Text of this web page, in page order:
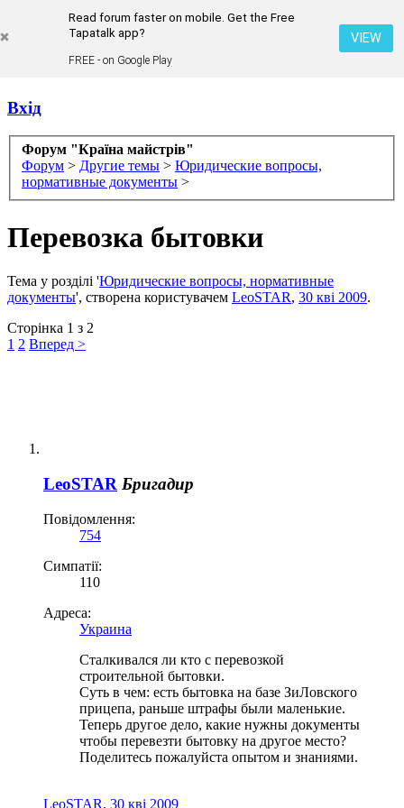
Read forum faster on mobile. Get the Free
Tapatalk app?
FREE - on Google Play
VIEW
Вхід
Форум "Країна майстрів"
Форум > Другие темы > Юридические вопросы,
нормативные документы >
Перевозка бытовки
Тема у розділі 'Юридические вопросы, нормативные
документы', створена користувачем LeoSTAR, 30 кві 2009.
Сторінка 1 з 2
1 2 Вперед >
LeoSTAR Бригадир
Повідомлення:
754
Симпатії:
110
Адреса:
Украина
Сталкивался ли кто с перевозкой
строительной бытовки.
Суть в чем: есть бытовка на базе ЗиЛовского
прицепа, раньше штрафы были маленькие.
Теперь другое дело, какие нужны документы
чтобы перевезти бытовку на другое место?
Поделитесь пожалуйста опытом и знаниями.
LeoSTAR, 30 кві 2009